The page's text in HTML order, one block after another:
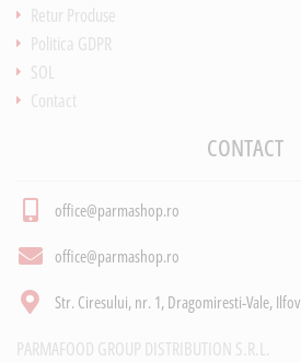
Retur Produse
Politica GDPR
SOL
Contact
CONTACT
office@parmashop.ro
office@parmashop.ro
Str. Ciresului, nr. 1, Dragomiresti-Vale, Ilfov
PARMAFOOD GROUP DISTRIBUTION S.R.L.